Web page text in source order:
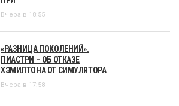
Вчера в 18:55
«РАЗНИЦА ПОКОЛЕНИЙ».
ПИАСТРИ – ОБ ОТКАЗЕ
ХЭМИЛТОНА ОТ СИМУЛЯТОРА
Вчера в 17:58